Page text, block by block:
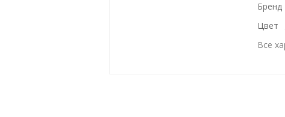
Бренд
Цвет
Все